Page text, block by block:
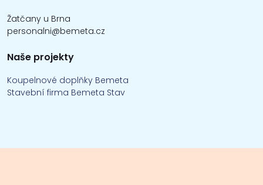
Žatčany u Brna
personalni@bemeta.cz
Naše projekty
Koupelnové doplňky Bemeta
Stavební firma Bemeta Stav